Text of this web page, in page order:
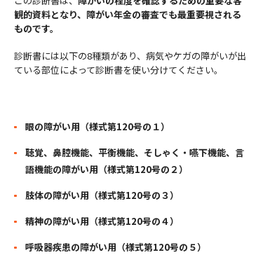
観的資料となり、障がい年金の審査でも最重要視される
ものです。
診断書には以下の8種類があり、病気やケガの障がいが出
ている部位によって診断書を使い分けてください。
眼の障がい用（様式第120号の１）
聴覚、鼻腔機能、平衡機能、そしゃく・嚥下機能、言
語機能の障がい用（様式第120号の２）
肢体の障がい用（様式第120号の３）
精神の障がい用（様式第120号の４）
呼吸器疾患の障がい用（様式第120号の５）